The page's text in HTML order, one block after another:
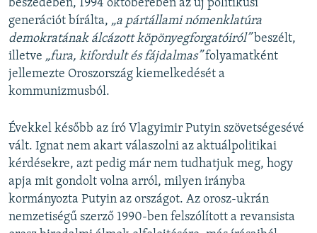
beszédében, 1994 októberében az új politikusi
generációt bírálta, „a pártállami nómenklatúra
demokratának álcázott köpönyegforgatóiról”beszélt,
illetve „fura, kifordult és fájdalmas”folyamatként
jellemezte Oroszország kiemelkedését a
kommunizmusból.
Évekkel később az író Vlagyimir Putyin szövetségesévé
vált. Ignat nem akart válaszolni az aktuálpolitikai
kérdésekre, azt pedig már nem tudhatjuk meg, hogy
apja mit gondolt volna arról, milyen irányba
kormányozta Putyin az országot. Az orosz-ukrán
nemzetiségű szerző 1990-ben felszólított a revansista